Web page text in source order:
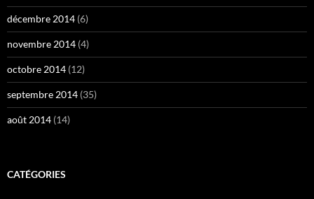
décembre 2014 (6)
novembre 2014 (4)
octobre 2014 (12)
septembre 2014 (35)
août 2014 (14)
CATÉGORIES